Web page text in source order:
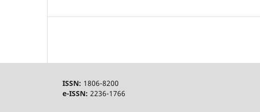
ISSN: 1806-8200
e-ISSN: 2236-1766